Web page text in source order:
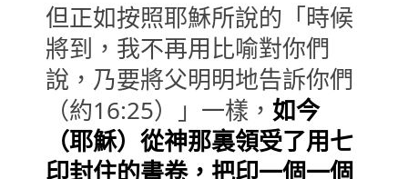
但正如按照耶穌所說的「時候
將到，我不再用比喻對你們
說，乃要將父明明地告訴你們
（約16:25）」一樣， 如今
（耶穌）從神那裏領受了用七
印封住的書卷，把印一個一個